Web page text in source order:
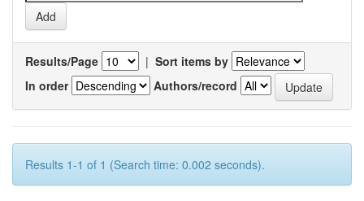
Results/Page | Sort items by
In order
Authors/record
Results 1-1 of 1 (Search time: 0.002 seconds).